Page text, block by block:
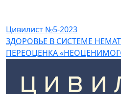
Цивилист №5-2023
ЗДОРОВЬЕ В СИСТЕМЕ
ПЕРЕОЦЕНКА